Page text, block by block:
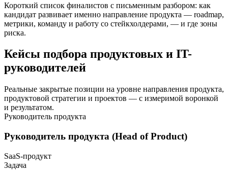
Короткий список финалистов с письменным разбором: как
кандидат развивает именно направление продукта — roadmap,
метрики, команду и работу со стейкхолдерами, — и где зоны
риска.
Кейсы подбора продуктовых и IT-
руководителей
Реальные закрытые позиции на уровне направления продукта,
продуктовой стратегии и проектов — с измеримой воронкой
и результатом.
Руководитель продукта
Руководитель продукта (Head of Product)
SaaS-продукт
Задача